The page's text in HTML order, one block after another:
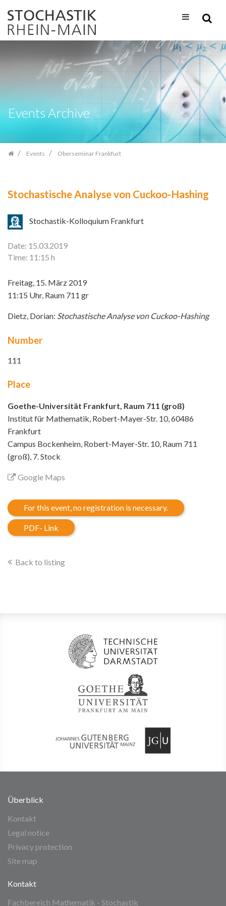
navigation
Events Archive
Events Oberseminar Frankfurt
Stochastische Analyse von Cuckoo-Hashing
Stochastik-Kolloquium Frankfurt
Date: 15.03.2019
Time: 11:15 h
Freitag, 15. März 2019
11:15 Uhr, Raum 711 gr
Dietz, Dorian: Stochastische Analyse von Cuckoo-Hashing
Number
111
Place
Goethe-Universität Frankfurt, Raum 711 (groß)
Institut für Mathematik, Robert-Mayer-Str. 10, 60486
Frankfurt
Campus Bockenheim, Robert-Mayer-Str. 10, Raum 711
(groß), 7. Stock
Google Maps
For this event, no registration is necessary.
PDF- Link
Back to listing
Überblick
Kontakt
Legal notice
Privacy protection
Site map
Kontakt
Fachbereich Mathematik - Stochastik